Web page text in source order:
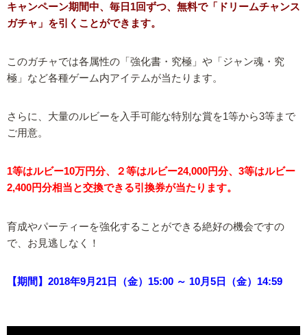
キャンペーン期間中、毎日1回ずつ、無料で「ドリームチャンス
ガチャ」を引くことができます。
このガチャでは各属性の「強化書・究極」や「ジャン魂・究
極」など各種ゲーム内アイテムが当たります。
さらに、大量のルビーを入手可能な特別な賞を1等から3等まで
ご用意。
1等はルビー10万円分、２等はルビー24,000円分、3等はルビー
2,400円分相当と交換できる引換券が当たります。
育成やパーティーを強化することができる絶好の機会ですの
で、お見逃しなく！
【期間】2018年9月21日（金）15:00 ～ 10月5日（金）14:59